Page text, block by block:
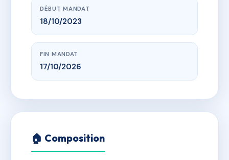
DÉBUT MANDAT
18/10/2023
FIN MANDAT
17/10/2026
🏠 Composition